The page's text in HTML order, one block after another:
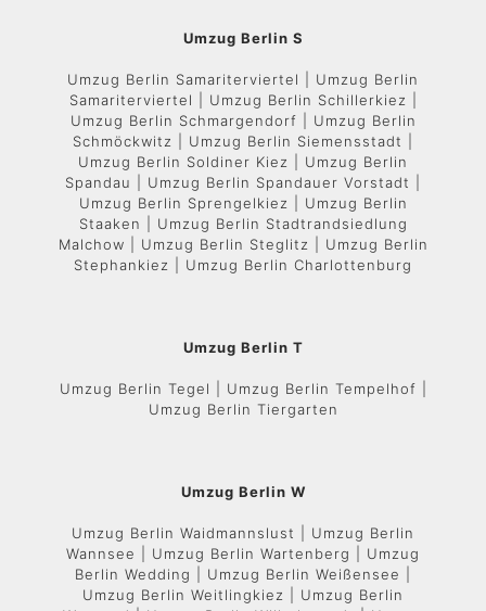
Umzug Berlin S
Umzug Berlin Samariterviertel | Umzug Berlin
Samariterviertel | Umzug Berlin Schillerkiez |
Umzug Berlin Schmargendorf | Umzug Berlin
Schmöckwitz | Umzug Berlin Siemensstadt |
Umzug Berlin Soldiner Kiez | Umzug Berlin
Spandau | Umzug Berlin Spandauer Vorstadt |
Umzug Berlin Sprengelkiez | Umzug Berlin
Staaken | Umzug Berlin Stadtrandsiedlung
Malchow | Umzug Berlin Steglitz | Umzug Berlin
Stephankiez | Umzug Berlin Charlottenburg
Umzug Berlin T
Umzug Berlin Tegel | Umzug Berlin Tempelhof |
Umzug Berlin Tiergarten
Umzug Berlin W
Umzug Berlin Waidmannslust | Umzug Berlin
Wannsee | Umzug Berlin Wartenberg | Umzug
Berlin Wedding | Umzug Berlin Weißensee |
Umzug Berlin Weitlingkiez | Umzug Berlin